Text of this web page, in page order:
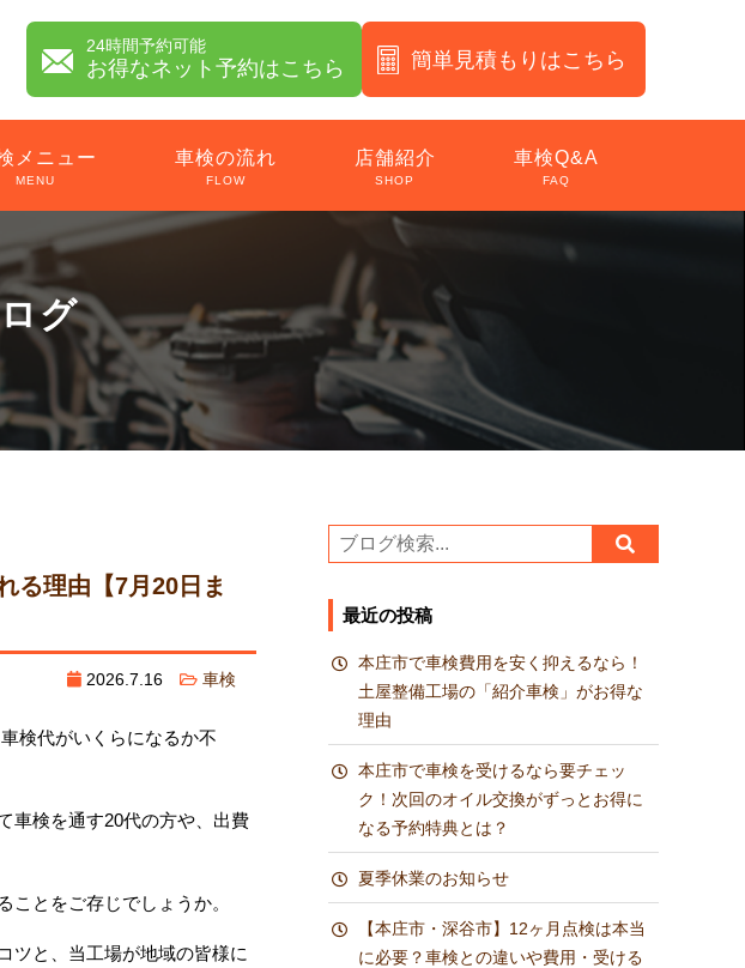
24時間予約可能
お得なネット予約はこちら 簡単見積もりはこちら
メニュー
MENU
車検の流れ
FLOW
店舗紹介
SHOP
車検Q&A
FAQ
グ
る理由【7月20日ま
2026.7.16 車検
検代がいくらになるか不
車検を通す20代の方や、出費
とをご存じでしょうか。
ツと、当工場が地域の皆様に
最近の投稿
本庄市で車検費用を安く抑えるなら！
土屋整備工場の「紹介車検」がお得な
理由
本庄市で車検を受けるなら要チェッ
ク！次回のオイル交換がずっとお得に
なる予約特典とは？
夏季休業のお知らせ
【本庄市・深谷市】12ヶ月点検は本当
に必要？車検との違いや費用・受ける